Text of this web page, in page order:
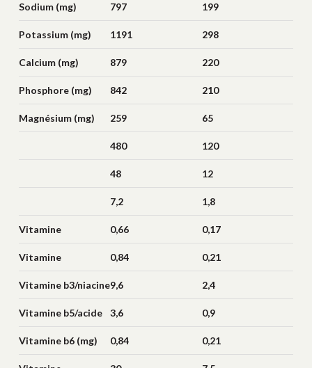
Sodium (mg) 797 199
Potassium (mg) 1191 298
Calcium (mg) 879 220
Phosphore (mg) 842 210
Magnésium (mg) 259 65
480 120
48 12
7,2 1,8
Vitamine
b1/thiamine (mg)
0,66 0,17
Vitamine
b2/riboflavine (mg)
0,84 0,21
Vitamine b3/niacine
(mg)
9,6 2,4
Vitamine b5/acide
pantothénique
3,6 0,9
Vitamine b6 (mg) 0,84 0,21